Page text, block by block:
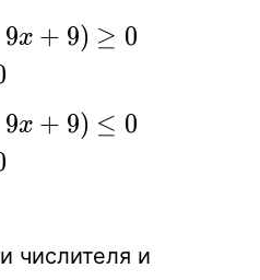
9x + 9) ≥ 0
9x + 9) ≤ 0
числителя и